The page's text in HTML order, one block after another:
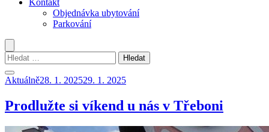
Objednávka ubytování
Parkování
Vyhledávání
Aktuálně28. 1. 202529. 1. 2025
Prodlužte si víkend u nás v Třeboni